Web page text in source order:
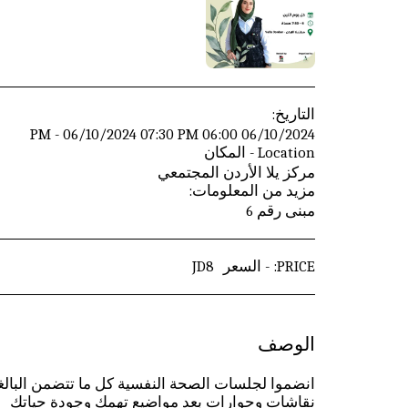
التاريخ:
06/10/2024 06:00 PM - 06/10/2024 07:30 PM
Location - المكان
مركز يلا الأردن المجتمعي
مزيد من المعلومات:
مبنى رقم 6
PRICE: - السعر JD8
الوصف
انضموا لجلسات الصحة النفسية كل ما تتضمن
نقاشات وحوارات بعد مواضيع تهمك وجودة حياتك